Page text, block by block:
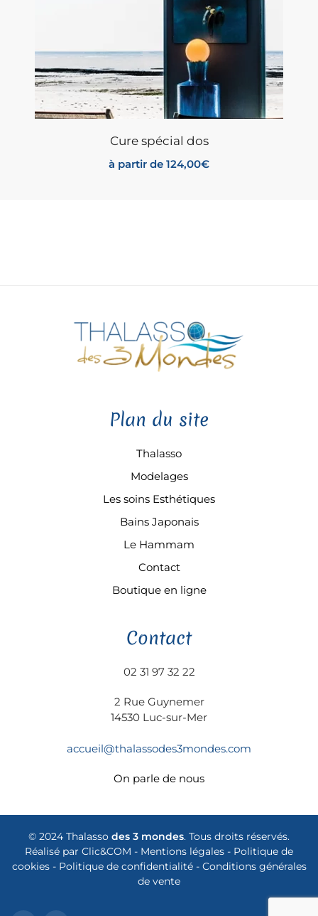
Cure spécial dos
à partir de 124,00€
Plan du site
Thalasso
Modelages
Les soins Esthétiques
Bains Japonais
Le Hammam
Contact
Boutique en ligne
Contact
02 31 97 32 22
2 Rue Guynemer
14530 Luc-sur-Mer
accueil@thalassodes3mondes.com
On parle de nous
© 2024 Thalasso des 3 mondes. Tous droits réservés.
Réalisé par Clic&COM - Mentions légales - Politique de
cookies- Politique de confidentialité- Conditions générales
de vente